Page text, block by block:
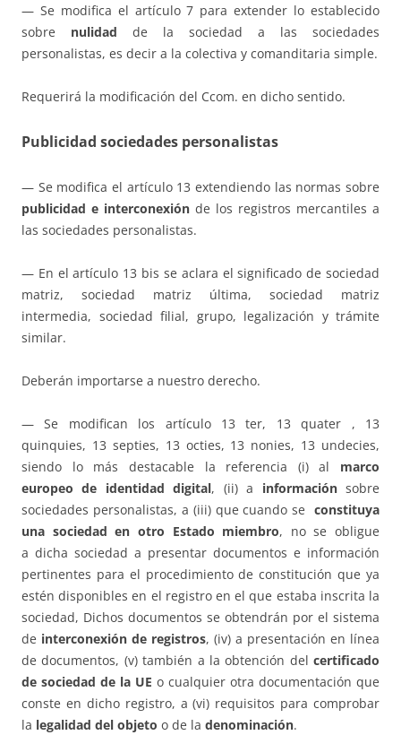
— Se modifica el artículo 7 para extender lo establecido
sobre nulidad de la sociedad a las sociedades
personalistas, es decir a la colectiva y comanditaria simple.
Requerirá la modificación del Ccom. en dicho sentido.
Publicidad sociedades personalistas
— Se modifica el artículo 13 extendiendo las normas sobre
publicidad e interconexión de los registros mercantiles a
las sociedades personalistas.
— En el artículo 13 bis se aclara el significado de sociedad
matriz, sociedad matriz última, sociedad matriz
intermedia, sociedad filial, grupo, legalización y trámite
similar.
Deberán importarse a nuestro derecho.
— Se modifican los artículo 13 ter, 13 quater , 13
quinquies, 13 septies, 13 octies, 13 nonies, 13 undecies,
siendo lo más destacable la referencia (i) al marco
europeo de identidad digital, (ii) a informaciónsobre
sociedades personalistas, a (iii) que cuando se constituya
una sociedad en otro Estado miembro, no se obligue
a dicha sociedad a presentar documentos e información
pertinentes para el procedimiento de constitución que ya
estén disponibles en el registro en el que estaba inscrita la
sociedad, Dichos documentos se obtendrán por el sistema
de interconexión de registros, (iv) a presentación en línea
de documentos, (v) también a la obtención del certificado
de sociedad de la UE o cualquier otra documentación que
conste en dicho registro, a (vi) requisitos para comprobar
la legalidad del objeto o de la denominación.